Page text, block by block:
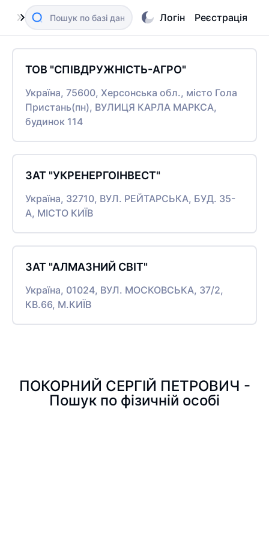
Логін Реєстрація
ТОВ "СПІВДРУЖНІСТЬ-АГРО"
Україна, 75600, Херсонська обл., місто Гола
Пристань(пн), ВУЛИЦЯ КАРЛА МАРКСА,
будинок 114
ЗАТ "УКРЕНЕРГОІНВЕСТ"
Україна, 32710, ВУЛ. РЕЙТАРСЬКА, БУД. 35-
А, МІСТО КИЇВ
ЗАТ "АЛМАЗНИЙ СВІТ"
Україна, 01024, ВУЛ. МОСКОВСЬКА, 37/2,
КВ.66, М.КИЇВ
ПОКОРНИЙ СЕРГІЙ ПЕТРОВИЧ -
Пошук по фізичній особі